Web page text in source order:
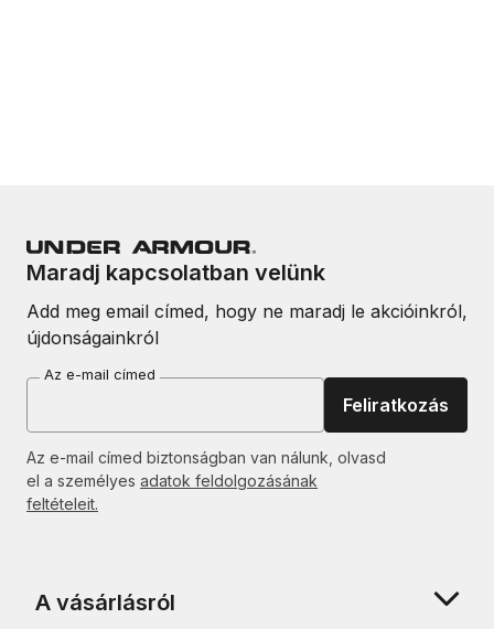
Maradj kapcsolatban velünk
Add meg email címed, hogy ne maradj le akcióinkról,
újdonságainkról
Az e-mail címed
Feliratkozás
Az e-mail címed biztonságban van nálunk, olvasd
el a személyes adatok feldolgozásának
feltételeit.
A vásárlásról